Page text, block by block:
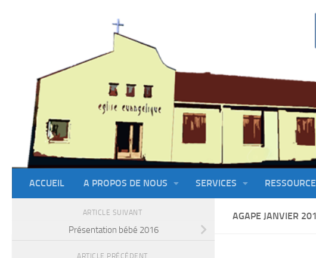
ACCUEIL A PROPOS DE NOUS SERVICES
AGAPE JANVIER
ARTICLE SUIVANT
Présentation bébé 2016
ARTICLE PRÉCÉDENT